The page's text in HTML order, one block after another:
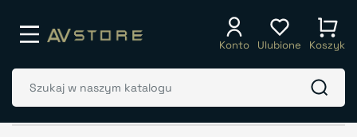
Konto Ulubione Koszyk